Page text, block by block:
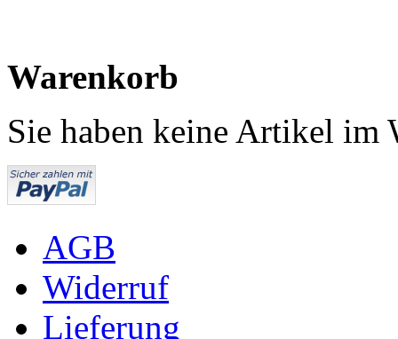
Warenkorb
Sie haben keine Artikel im
AGB
Widerruf
Lieferung